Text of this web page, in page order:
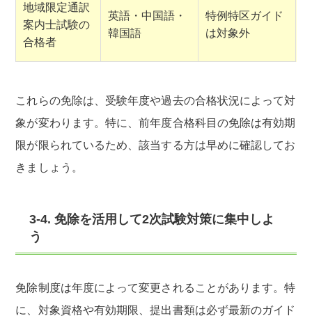
地域限定通訳
案内士試験の
合格者
英語・中国語・
韓国語
特例特区ガイド
は対象外
これらの免除は、受験年度や過去の合格状況によって対
象が変わります。特に、前年度合格科目の免除は有効期
限が限られているため、該当する方は早めに確認してお
きましょう。
3-4. 免除を活用して2次試験対策に集中しよ
う
免除制度は年度によって変更されることがあります。特
に、対象資格や有効期限、提出書類は必ず最新のガイド